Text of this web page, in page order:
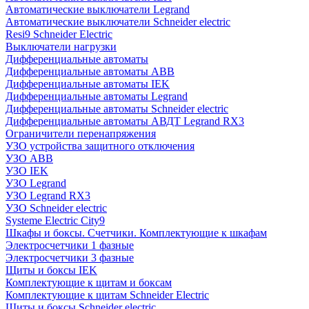
Автоматические выключатели Legrand
Автоматические выключатели Schneider electric
Resi9 Schneider Electric
Выключатели нагрузки
Дифференциальные автоматы
Дифференциальные автоматы ABB
Дифференциальные автоматы IEK
Дифференциальные автоматы Legrand
Дифференциальные автоматы Schneider electric
Дифференциальные автоматы АВДТ Legrand RX3
Ограничители перенапряжения
УЗО устройства защитного отключения
УЗО ABB
УЗО IEK
УЗО Legrand
УЗО Legrand RX3
УЗО Schneider electric
Systeme Electric City9
Шкафы и боксы. Счетчики. Комплектующие к шкафам
Электросчетчики 1 фазные
Электросчетчики 3 фазные
Щиты и боксы IEK
Комплектующие к щитам и боксам
Комплектующие к щитам Schneider Electric